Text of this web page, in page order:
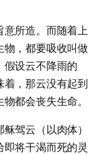
所造。而随着上
物，都要吸收叫做
假设云不降雨的
，那云没有起到
都会丧失生命。
驾云（以肉体）
将干渴而死的灵